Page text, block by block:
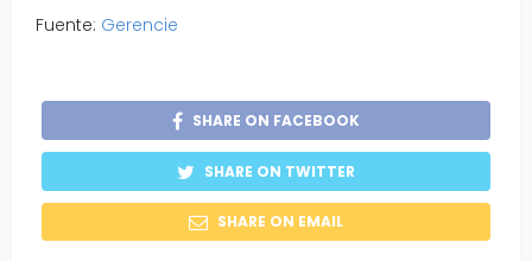
Fuente: Gerencie
SHARE ON FACEBOOK
SHARE ON TWITTER
SHARE ON EMAIL